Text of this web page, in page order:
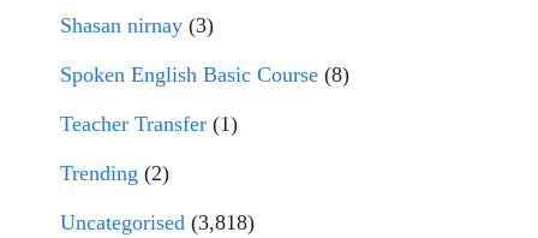
Shasan nirnay (3)
Spoken English Basic Course (8)
Teacher Transfer (1)
Trending (2)
Uncategorised (3,818)